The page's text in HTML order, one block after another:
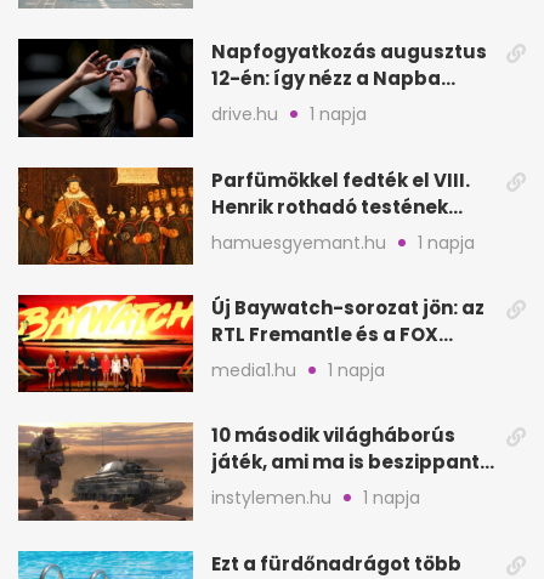
Napfogyatkozás augusztus
12-én: így nézz a Napba
biztonságosan
drive.hu 1 napja
Parfümökkel fedték el VIII.
Henrik rothadó testének
szagát
hamuesgyemant.hu 1 napja
Új Baywatch-sorozat jön: az
RTL Fremantle és a FOX
készíti
media1.hu 1 napja
10 második világháborús
játék, ami ma is beszippant
a képernyő elé
instylemen.hu 1 napja
Ezt a fürdőnadrágot több